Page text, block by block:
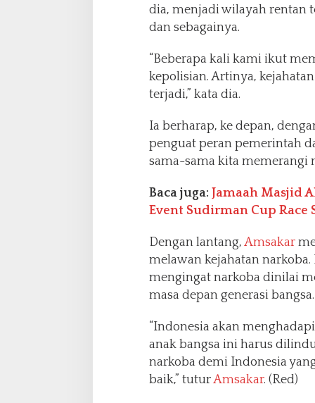
dia, menjadi wilayah rentan
dan sebagainya.
“Beberapa kali kami ikut
kepolisian. Artinya,
terjadi,” kata dia.
Ia berharap, ke depan,
penguat peran pemerintah
sama-sama kita memerangi
Baca juga: Jamaah Masjid
Event Sudirman Cup Race
Dengan lantang, Amsakar
melawan kejahatan
mengingat narkoba dinilai
masa depan generasi bangsa.
“Indonesia akan
anak bangsa ini harus
narkoba demi Indonesia
baik,” tuturAmsakar. (Red)